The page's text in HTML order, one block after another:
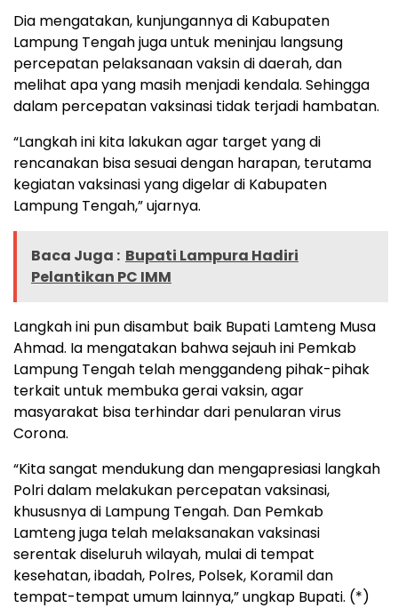
Dia mengatakan, kunjungannya di Kabupaten
Lampung Tengah juga untuk meninjau langsung
percepatan pelaksanaan vaksin di daerah, dan
melihat apa yang masih menjadi kendala. Sehingga
dalam percepatan vaksinasi tidak terjadi hambatan.
“Langkah ini kita lakukan agar target yang di
rencanakan bisa sesuai dengan harapan, terutama
kegiatan vaksinasi yang digelar di Kabupaten
Lampung Tengah,” ujarnya.
Baca Juga : Bupati Lampura Hadiri
Pelantikan PC IMM
Langkah ini pun disambut baik Bupati Lamteng Musa
Ahmad. Ia mengatakan bahwa sejauh ini Pemkab
Lampung Tengah telah menggandeng pihak-pihak
terkait untuk membuka gerai vaksin, agar
masyarakat bisa terhindar dari penularan virus
Corona.
“Kita sangat mendukung dan mengapresiasi langkah
Polri dalam melakukan percepatan vaksinasi,
khususnya di Lampung Tengah. Dan Pemkab
Lamteng juga telah melaksanakan vaksinasi
serentak diseluruh wilayah, mulai di tempat
kesehatan, ibadah, Polres, Polsek, Koramil dan
tempat-tempat umum lainnya,” ungkap Bupati. (*)